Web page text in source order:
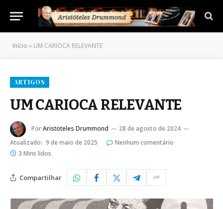
Início » UM CARIOCA RELEVANTE
ARTIGOS
UM CARIOCA RELEVANTE
PorAristoteles Drummond
28 de agosto de 2024
Atualizado: 9 de maio de 2025
Nenhum comentário
3 Mins lidos
Compartilhar